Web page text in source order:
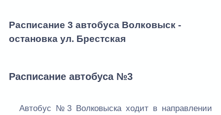
Расписание 3 автобуса Волковыск -
остановка ул. Брестская
Расписание автобуса №3
Автобус №3 Волковыска ходит в направлении